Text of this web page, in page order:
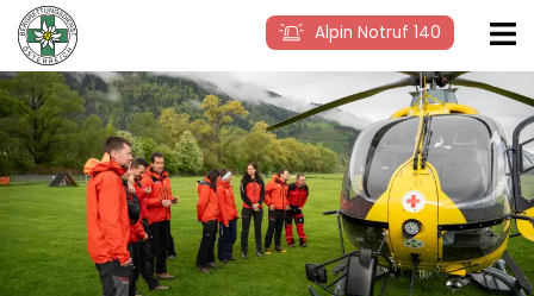
Alpin Notruf 140